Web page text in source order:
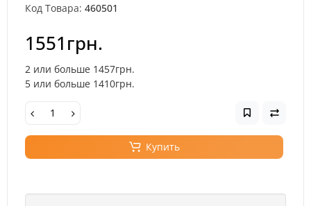
Код Товара: 460501
1551грн.
2 или больше 1457грн.
5 или больше 1410грн.
Купить